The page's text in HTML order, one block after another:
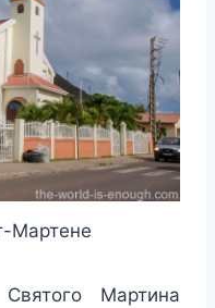
Мартене
Мартина